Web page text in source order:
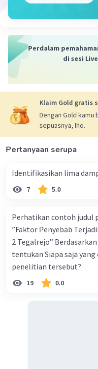
sosial dengan
aliran
Perdalam
di sesi
Klaim Gold gratis
Dengan Gold kamu
sepuasnya, lho.
Pertanyaan serupa
Identifikasikan lima
7 5.0
Perhatikan contoh judul
”Faktor Penyebab
2 Tegalrejo” Berdasarkan contoh judul penelitian di atas
tentukan Siapa saja
penelitian tersebut?
19 0.0